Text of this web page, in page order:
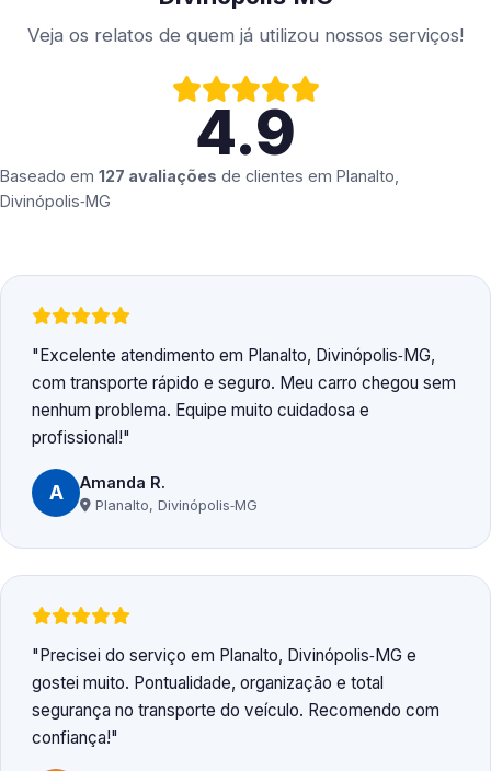
Veja os relatos de quem já utilizou nossos serviços!
4.9
Baseado em 127 avaliações de clientes em Planalto,
Divinópolis‑MG
Excelente atendimento em Planalto, Divinópolis‑MG,
com transporte rápido e seguro. Meu carro chegou sem
nenhum problema. Equipe muito cuidadosa e
profissional!
A Amanda R.
Planalto, Divinópolis‑MG
Precisei do serviço em Planalto, Divinópolis‑MG e
gostei muito. Pontualidade, organização e total
segurança no transporte do veículo. Recomendo com
confiança!